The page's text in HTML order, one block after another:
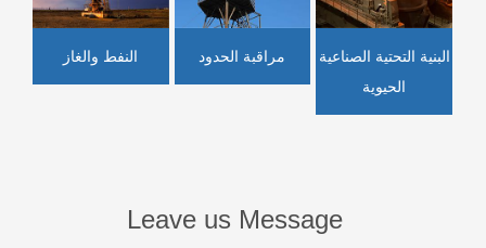
النفط والغاز مراقبة الحدود
البنية التحتية الصناعية
الحيوية
Leave us Message